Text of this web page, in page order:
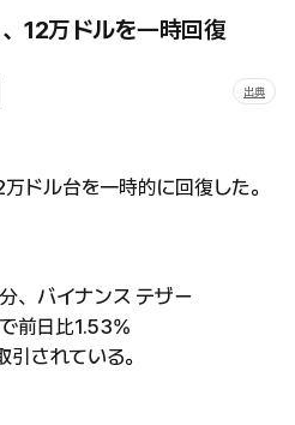
12万ドルを一時回復
出典
ドル台を一時的に回復した。
、バイナンス テザー
前日比1.53%
されている。